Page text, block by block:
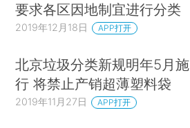
要求各区因地制宜进行分类
2019年12月18日 APP打开
北京垃圾分类新规明年5月施
行 将禁止产销超薄塑料袋
2019年11月27日 APP打开